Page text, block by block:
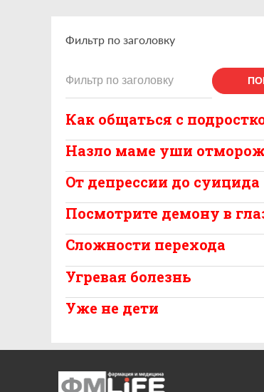
Фильтр по заголовку
Как общаться с
Назло маме уши
От депрессии до суицида
Посмотрите демону в
Сложности перехода
Угревая болезнь
Уже не дети